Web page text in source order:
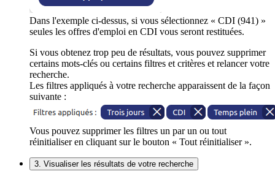
Dans l'exemple ci-dessus, si vous sélectionnez « CDI (941) »
seules les offres d'emploi en CDI vous seront restituées.
Si vous obtenez trop peu de résultats, vous pouvez supprimer
certains mots-clés ou certains filtres et critères et relancer votre
recherche.
Les filtres appliqués à votre recherche apparaissent de la façon
suivante :
Vous pouvez supprimer les filtres un par un ou tout
réinitialiser en cliquant sur le bouton « Tout réinitialiser ».
3. Visualiser les résultats de votre recherche